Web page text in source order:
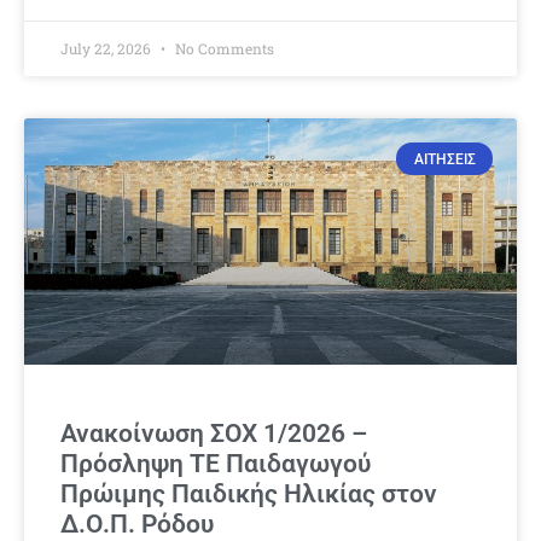
July 22, 2026 No Comments
ΑΙΤΗΣΕΙΣ
Ανακοίνωση ΣΟΧ 1/2026 –
Πρόσληψη ΤΕ Παιδαγωγού
Πρώιμης Παιδικής Ηλικίας στον
Δ.Ο.Π. Ρόδου